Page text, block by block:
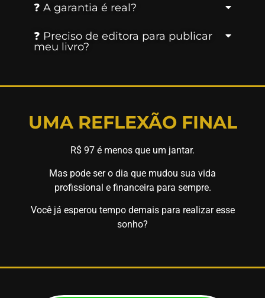
❓ A garantia é real?
❓ Preciso de editora para publicar
meu livro?
UMA REFLEXÃO FINAL
R$ 97 é menos que um jantar.
Mas pode ser o dia que mudou sua vida
profissional e financeira para sempre.
Você já esperou tempo demais para realizar esse
sonho?